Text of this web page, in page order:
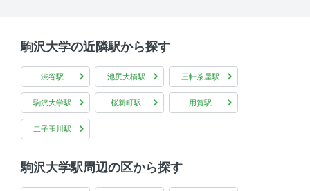
駒沢大学の近隣駅から探す
渋谷駅 池尻大橋駅 三軒茶屋駅
駒沢大学駅 桜新町駅 用賀駅
二子玉川駅
駒沢大学駅周辺の区から探す